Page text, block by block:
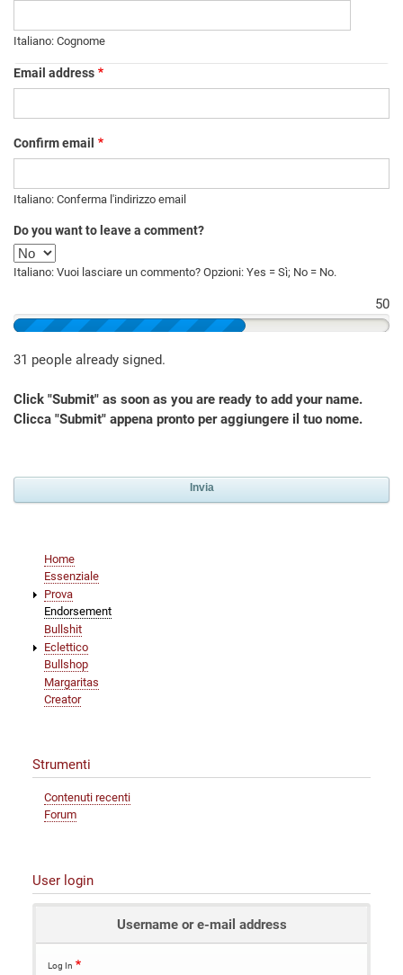
Italiano: Cognome
Email
address
Email address
Confirm email
Italiano: Conferma l'indirizzo email
Do you want to leave a comment?
Italiano: Vuoi lasciare un commento? Opzioni: Yes = Sì; No = No.
50
31 people already signed.
Click "Submit" as soon as you are ready to add your name.
Clicca "Submit" appena pronto per aggiungere il tuo nome.
navigation
Home
Essenziale
Prova
Endorsement
Bullshit
Eclettico
Bullshop
Margaritas
Creator
Strumenti
Contenuti recenti
Forum
User login
Username or e-mail address
Log In